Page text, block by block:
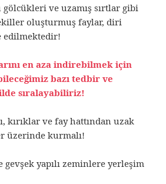
gölcükleri ve uzamış sırtlar gibi
oluşturmuş faylar, diri
edilmektedir!
en aza indirebilmek için
bazı tedbir ve
sıralayabiliriz!
kırıklar ve fay hattından uzak
üzerinde kurmalı!
yapılı zeminlere yerleşim